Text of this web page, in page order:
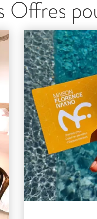
Offres